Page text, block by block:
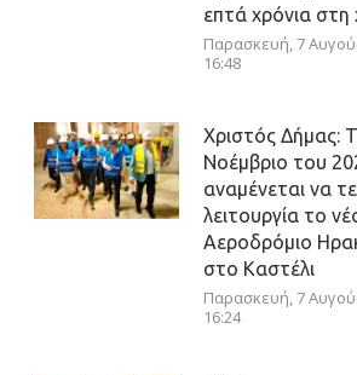
επτά χρόνια
Παρασκευή, 7
16:48
Χριστός Δήμας:
Νοέμβριο του
αναμένεται να
λειτουργία το
Αεροδρόμιο
στο Καστέλι
Παρασκευή, 7
16:24